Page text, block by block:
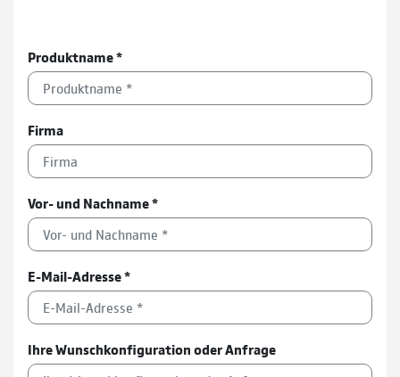
Produktname*
Firma
Vor- und Nachname*
E-Mail-Adresse*
Ihre Wunschkonfiguration oder Anfrage